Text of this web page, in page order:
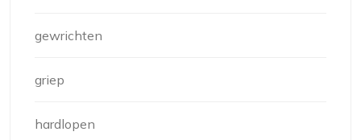
gewrichten
griep
hardlopen